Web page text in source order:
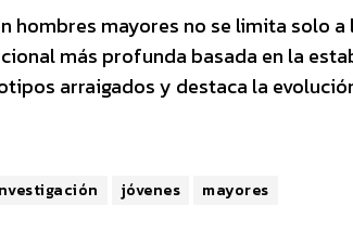
hombres mayores no se limita solo
más profunda basada en la
arraigados y destaca la
jóvenes mayores